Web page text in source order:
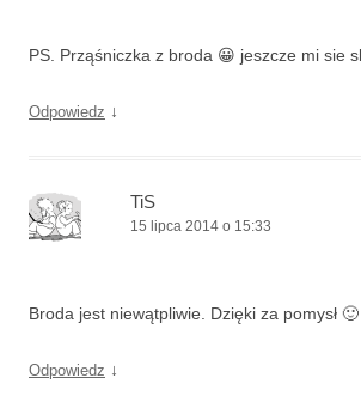
PS. Prząśniczka z broda 😀 jeszcze mi sie
Odpowiedz ↓
TiS
15 lipca 2014 o 15:33
Broda jest niewątpliwie. Dzięki za pomysł 🙂
Odpowiedz ↓